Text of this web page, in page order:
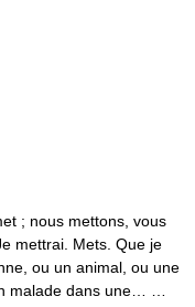
; nous mettons, vous
mettrai. Mets. Que je
ou un animal, ou une
malade dans une… …